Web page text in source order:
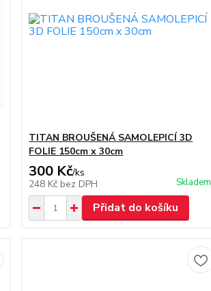
TITAN BROUŠENÁ SAMOLEPICÍ 3D
FOLIE 150cm x 30cm
300 Kč/ks
248 Kč bez DPH Skladem
Přidat do košíku